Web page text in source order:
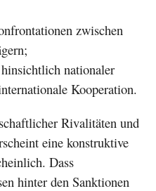
zwischen
nationaler
Kooperation.
Rivalitäten und
eine konstruktive
Dass
hinter den Sanktionen